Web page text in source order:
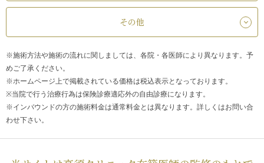
その他
※施術方法や施術の流れに関しましては、各院・各医師により異なります。予
めご了承ください。
※ホームページ上で掲載されている価格は税込表示となっております。
※当院で行う治療行為は保険診療適応外の自由診療になります。
※インバウンドの方の施術料金は通常料金とは異なります。詳しくはお問い合
わせ下さい。